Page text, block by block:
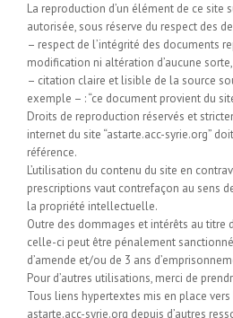
La reproduction d’un élément de ce site
autorisée, sous réserve du respect des
– respect de l’intégrité des documents
modification ni altération d’aucune sorte,
– citation claire et lisible de la source
exemple – : “ce document provient du
Droits de reproduction réservés et
internet du site “astarte.acc-syrie.org”
référence.
L’utilisation du contenu du site en
prescriptions vaut contrefaçon au sens
la propriété intellectuelle.
Outre des dommages et intérêts au titre
celle-ci peut être pénalement
d’amende et/ou de 3 ans
Pour d’autres utilisations, merci de
Tous liens hypertextes mis en place
astarte.acc-syrie.org depuis d’autres